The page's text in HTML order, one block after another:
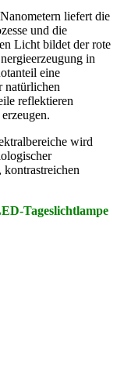
liefert die
und die
Licht bildet der rote
in
eine
natürlichen
reflektieren
wird
Tageslichtlampe